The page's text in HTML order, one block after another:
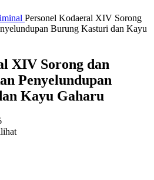
Personel Kodaeral XIV Sorong
Burung Kasturi dan Kayu
XIV Sorong dan
Penyelundupan
Kayu Gaharu